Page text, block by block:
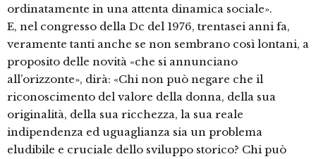
ordinatamente in una attenta dinamica sociale».
E, nel congresso della Dc del 1976, trentasei anni fa,
veramente tanti anche se non sembrano così lontani, a
proposito delle novità «che si annunciano
all’orizzonte», dirà: «Chi non può negare che il
riconoscimento del valore della donna, della sua
originalità, della sua ricchezza, la sua reale
indipendenza ed uguaglianza sia un problema
eludibile e cruciale dello sviluppo storico? Chi può